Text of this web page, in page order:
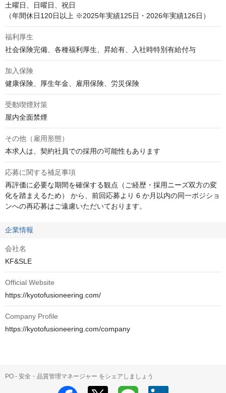
土曜日、日曜日、祝日
（年間休日120日以上 ※2025年実績125日・2026年実績126日）
福利厚生
社会保険完備、各種福利厚生、昇給有、入社時特別有給付与
加入保険
健康保険、厚生年金、雇用保険、労災保険
受動喫煙対策
屋内全面禁煙
その他（雇用形態）
本求人は、契約社員での採用の可能性もあります
応募に関する補足事項
再評価に必要な期間を確保する観点（ご経歴・採用ニーズ双方の変
化を踏まえるため） から、前回応募より 6 か月以内の同一ポジショ
ンへの再応募はご遠慮いただいております。
企業情報
会社名
KF&SLE
Official Website
https://kyotofusioneering.com/
Company Profile
https://kyotofusioneering.com/company
PO - 安全・品質管理マネージャー をシェアしましょう